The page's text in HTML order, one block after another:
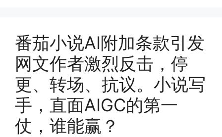
番茄小说AI附加条款引发
网文作者激烈反击，停
更、转场、抗议。小说写
手，直面AIGC的第一
仗，谁能赢？